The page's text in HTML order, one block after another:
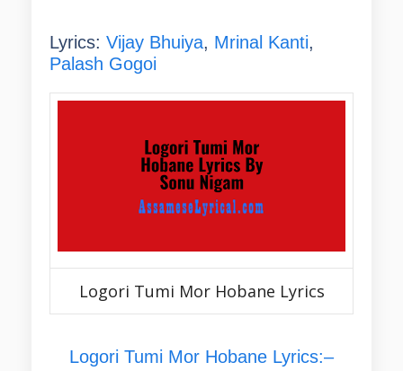
Lyrics: Vijay Bhuiya, Mrinal Kanti,
Palash Gogoi
Logori Tumi Mor Hobane Lyrics
Logori Tumi Mor Hobane Lyrics:–